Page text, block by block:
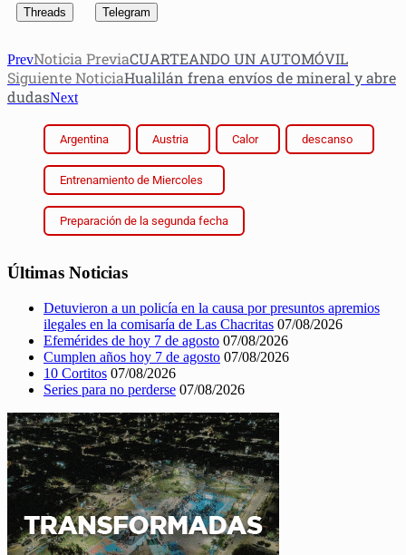
Threads Telegram
PrevNoticia PreviaCUARTEANDO UN AUTOMÓVIL
Siguiente NoticiaHualilán frena envíos de mineral y abre
dudasNext
Argentina Austria Calor descanso
Entrenamiento de Miercoles
Preparación de la segunda fecha
Últimas Noticias
Detuvieron a un policía en la causa por presuntos apremios
ilegales en la comisaría de Las Chacritas 07/08/2026
Efemérides de hoy 7 de agosto 07/08/2026
Cumplen años hoy 7 de agosto 07/08/2026
10 Cortitos 07/08/2026
Series para no perderse 07/08/2026